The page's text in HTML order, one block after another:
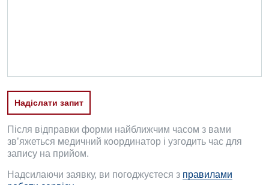
Пульмонологія
Ревматологія
Судинна хірургія
Надіслати запит
Після відправки форми найближчим часом з вами
зв’яжеться медичний координатор і узгодить час для
запису на прийом.
Надсилаючи заявку, ви погоджуєтеся з правилами